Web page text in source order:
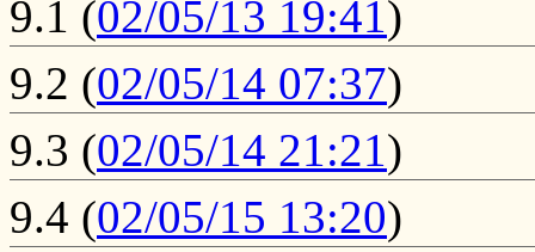
9.1 (02/05/13 19:41)
9.2 (02/05/14 07:37)
9.3 (02/05/14 21:21)
9.4 (02/05/15 13:20)